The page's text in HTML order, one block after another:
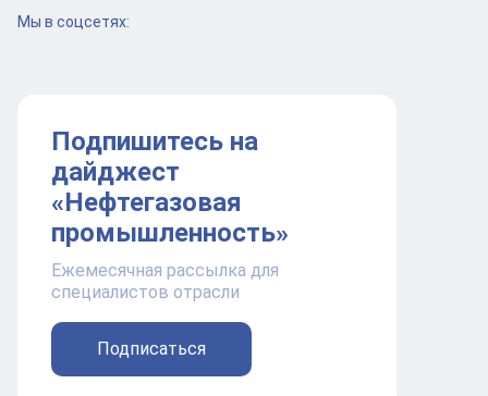
Мы в соцсетях:
Подпишитесь на
дайджест
«Нефтегазовая
промышленность»
Ежемесячная рассылка для
специалистов отрасли
Подписаться